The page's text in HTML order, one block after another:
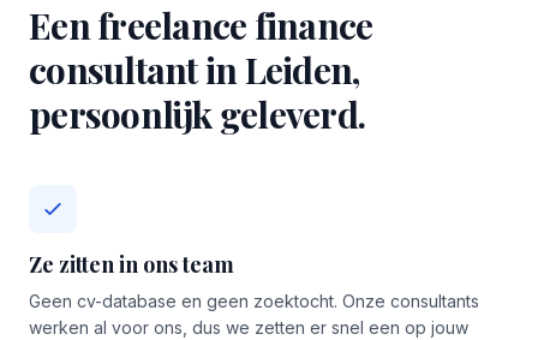
Een freelance finance
consultant in Leiden,
persoonlijk geleverd.
Ze zitten in ons team
Geen cv-database en geen zoektocht. Onze consultants
werken al voor ons, dus we zetten er snel een op jouw